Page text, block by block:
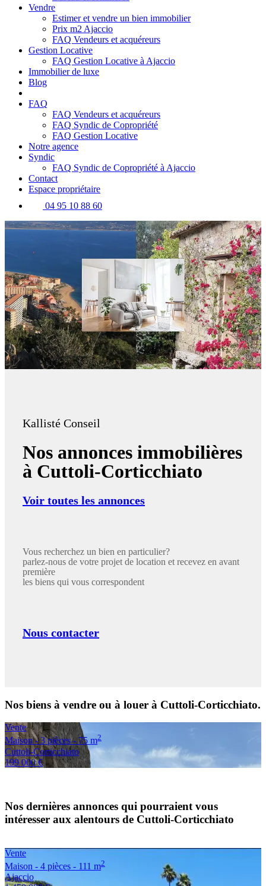
Vendre
Estimer et vendre un bien immobilier
Prix m2 Ajaccio
FAQ Vendeurs et acquéreurs
Gestion Locative
FAQ Gestion Locative à Ajaccio
Immobilier de luxe
Blog
FAQ
FAQ Vendeurs et acquéreurs
FAQ Syndic de Copropriété
FAQ Gestion Locative
Notre agence
Syndic
FAQ Syndic de Copropriété à Ajaccio
Contact
Espace propriétaire
04 95 10 88 60
Kallisté Conseil
Nos annonces immobilières
à Cuttoli-Corticchiato
Voir toutes les annonces
Vous recherchez un bien en particulier?
parlez-nous de votre projet de location et recevez en avant
première
les biens qui vous correspondent
Nous contacter
Nos biens à vendre ou à louer à Cuttoli-Corticchiato.
Vente
Maison - 3 pièces - 75 m2
Cuttoli-Corticchiato
199 000 €
Nos dernières annonces qui pourraient vous
intéresser aux alentours de Cuttoli-Corticchiato
Vente
Maison - 4 pièces - 111 m2
Ajaccio